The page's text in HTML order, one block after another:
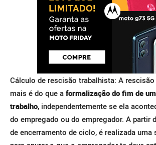
Cálculo de rescisão trabalhista: A
mais é do que a formalização do fim de
trabalho, independentemente se ela
do empregado ou do empregador. A partir
de encerramento de ciclo, é realizada uma